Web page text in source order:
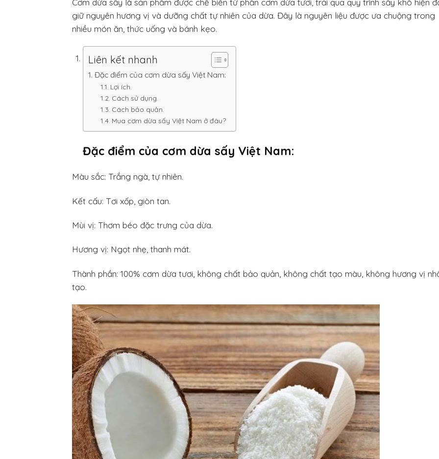
Cơm dừa sấy là sản phẩm được chế biến từ phần cơm dừa tươi, trải qua quy trình sấy khô hiện
giữ nguyên hương vị và dưỡng chất tự nhiên của dừa. Đây là nguyên liệu được ưa chuộng trong
nhiều món ăn, thức uống và bánh kẹo.
Liên kết nhanh
Đặc điểm của cơm dừa sấy Việt Nam:
Lợi ích.
Cách sử dụng.
Cách bảo quản.
Mua cơm dừa sấy Việt Nam ở đâu?
Đặc điểm của cơm dừa sấy Việt Nam:
Màu sắc: Trắng ngà, tự nhiên.
Kết cấu: Tơi xốp, giòn tan.
Mùi vị: Thơm béo đặc trưng của dừa.
Hương vị: Ngọt nhẹ, thanh mát.
Thành phần: 100% cơm dừa tươi, không chất bảo quản, không chất tạo màu, không hương vị
tạo.